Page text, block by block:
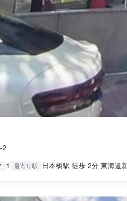
2
1 最寄り駅 日本橋駅 徒歩 2分 東海道